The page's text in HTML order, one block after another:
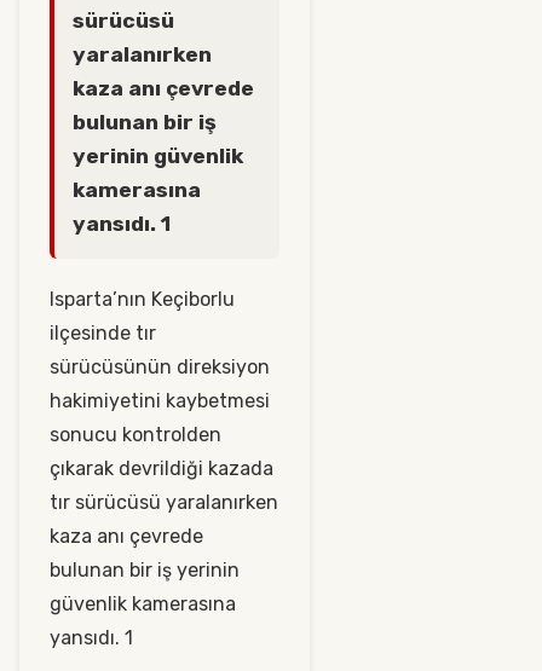
sürücüsü
yaralanırken
kaza anı çevrede
bulunan bir iş
yerinin güvenlik
kamerasına
yansıdı. 1
Isparta’nın Keçiborlu
ilçesinde tır
sürücüsünün direksiyon
hakimiyetini kaybetmesi
sonucu kontrolden
çıkarak devrildiği kazada
tır sürücüsü yaralanırken
kaza anı çevrede
bulunan bir iş yerinin
güvenlik kamerasına
yansıdı. 1